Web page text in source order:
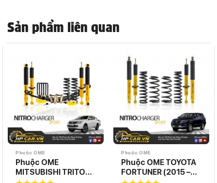
Sản phẩm liên quan
Phuộc OME
Phuộc OME
MITSUBISHI TRITON
Phuộc OME
Phuộc OME TOYOTA
FORTUNER (2015 –